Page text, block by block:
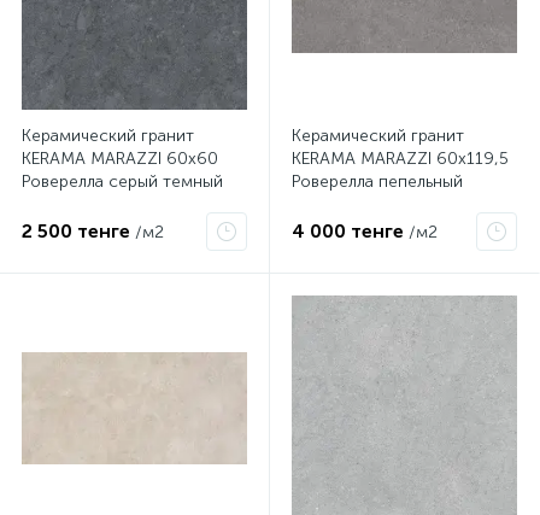
Керамический гранит
KERAMA MARAZZI 60х60
Роверелла серый темный
2 500 тенге /м2
Керамический гранит
KERAMA MARAZZI 60х119,5
Роверелла пепельный
4 000 тенге /м2